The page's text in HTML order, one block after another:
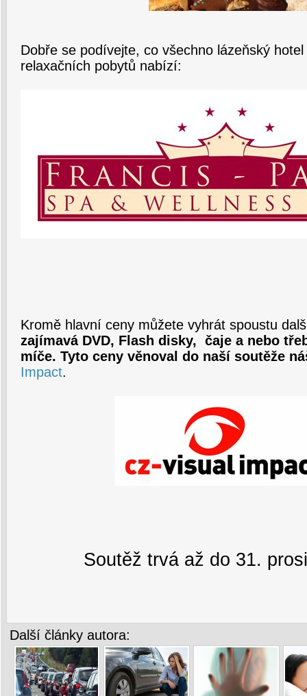
Dobře se podívejte, co všechno lázeňský
relaxačních pobytů nabízí:
Kromě hlavní ceny můžete vyhrát spoustu
zajímavá DVD, Flash disky, čaje a nebo
míče. Tyto ceny věnoval do naší soutěže
Impact.
Soutěž trvá až do 31.
Další články autora: